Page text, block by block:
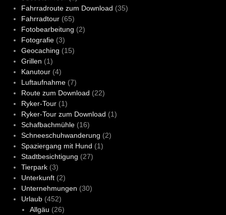
Fahrradroute zum Download (35)
Fahrradtour(65)
Fotobearbeitung (2)
Fotografie(3)
Geocaching (15)
Grillen (1)
Kanutour(4)
Luftaufnahme(7)
Route zum Download (22)
Ryker-Tour(1)
Ryker-Tour zum Download (1)
Schafbachmühle(16)
Schneeschuhwanderung (2)
Spaziergang mit Hund (1)
Stadtbesichtigung (27)
Tierpark(3)
Unterkunft(2)
Unternehmungen (30)
Urlaub(452)
Allgäu (26)